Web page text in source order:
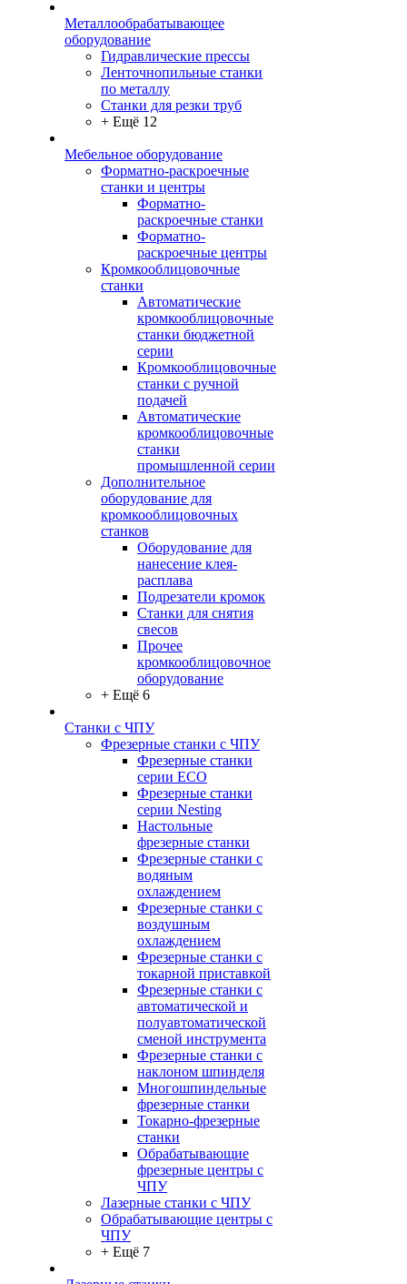
Металлообрабатывающее
оборудование
Гидравлические прессы
Ленточнопильные станки
по металлу
Станки для резки труб
+ Ещё 12
Мебельное оборудование
Форматно-раскроечные
станки и центры
Форматно-
раскроечные станки
Форматно-
раскроечные центры
Кромкооблицовочные
станки
Автоматические
кромкооблицовочные
станки бюджетной
серии
Кромкооблицовочные
станки с ручной
подачей
Автоматические
кромкооблицовочные
станки
промышленной серии
Дополнительное
оборудование для
кромкооблицовочных
станков
Оборудование для
нанесение клея-
расплава
Подрезатели кромок
Станки для снятия
свесов
Прочее
кромкооблицовочное
оборудование
+ Ещё 6
Станки с ЧПУ
Фрезерные станки с ЧПУ
Фрезерные станки
серии ECO
Фрезерные станки
серии Nesting
Настольные
фрезерные станки
Фрезерные станки с
водяным
охлаждением
Фрезерные станки с
воздушным
охлаждением
Фрезерные станки с
токарной приставкой
Фрезерные станки с
автоматической и
полуавтоматической
сменой инструмента
Фрезерные станки с
наклоном шпинделя
Многошпиндельные
фрезерные станки
Токарно-фрезерные
станки
Обрабатывающие
фрезерные центры с
ЧПУ
Лазерные станки с ЧПУ
Обрабатывающие центры с
ЧПУ
+ Ещё 7